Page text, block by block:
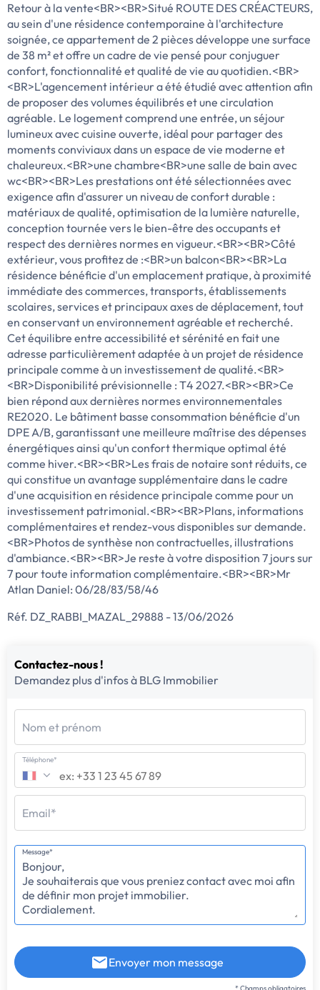
Retour à la vente<BR><BR>Situé ROUTE DES CRÉACTEURS,
au sein d'une résidence contemporaine à l'architecture
soignée, ce appartement de 2 pièces développe une surface
de 38 m² et offre un cadre de vie pensé pour conjuguer
confort, fonctionnalité et qualité de vie au quotidien.<BR>
<BR>L'agencement intérieur a été étudié avec attention afin
de proposer des volumes équilibrés et une circulation
agréable. Le logement comprend une entrée, un séjour
lumineux avec cuisine ouverte, idéal pour partager des
moments conviviaux dans un espace de vie moderne et
chaleureux.<BR>une chambre<BR>une salle de bain avec
wc<BR><BR>Les prestations ont été sélectionnées avec
exigence afin d'assurer un niveau de confort durable :
matériaux de qualité, optimisation de la lumière naturelle,
conception tournée vers le bien-être des occupants et
respect des dernières normes en vigueur.<BR><BR>Côté
extérieur, vous profitez de :<BR>un balcon<BR><BR>La
résidence bénéficie d'un emplacement pratique, à proximité
immédiate des commerces, transports, établissements
scolaires, services et principaux axes de déplacement, tout
en conservant un environnement agréable et recherché.
Cet équilibre entre accessibilité et sérénité en fait une
adresse particulièrement adaptée à un projet de résidence
principale comme à un investissement de qualité.<BR>
<BR>Disponibilité prévisionnelle : T4 2027.<BR><BR>Ce
bien répond aux dernières normes environnementales
RE2020. Le bâtiment basse consommation bénéficie d'un
DPE A/B, garantissant une meilleure maîtrise des dépenses
énergétiques ainsi qu'un confort thermique optimal été
comme hiver.<BR><BR>Les frais de notaire sont réduits, ce
qui constitue un avantage supplémentaire dans le cadre
d'une acquisition en résidence principale comme pour un
investissement patrimonial.<BR><BR>Plans, informations
complémentaires et rendez-vous disponibles sur demande.
<BR>Photos de synthèse non contractuelles, illustrations
d'ambiance.<BR><BR>Je reste à votre disposition 7 jours sur
7 pour toute information complémentaire.<BR><BR>Mr
Atlan Daniel: 06/28/83/58/46
Réf. DZ_RABBI_MAZAL_29888 - 13/06/2026
Contactez-nous !
Demandez plus d'infos à BLG Immobilier
Nom et prénom
Téléphone*
Email*
Message*
Envoyer mon message